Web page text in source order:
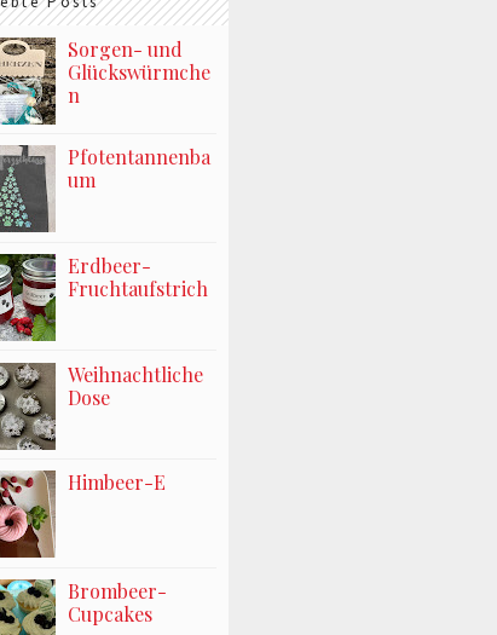
Sorgen- und
Glückswürmche
n
Pfotentannenba
um
Erdbeer-
Fruchtaufstrich
Weihnachtliche
Dose
Himbeer-E
Brombeer-
Cupcakes